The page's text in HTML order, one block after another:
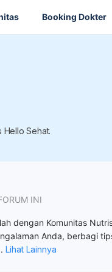
Booking Dokter
Sehat.
INI
dengan Komunitas
Anda, berbagi
Lihat Lainnya